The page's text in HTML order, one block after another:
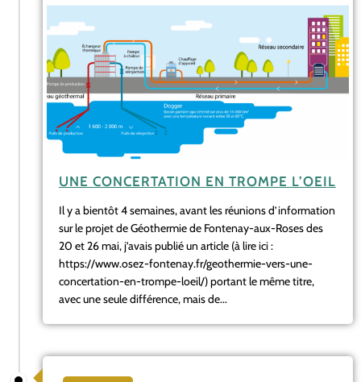
UNE CONCERTATION EN TROMPE L’OEIL
Il y a bientôt 4 semaines, avant les réunions d’information
sur le projet de Géothermie de Fontenay-aux-Roses des
20 et 26 mai, j’avais publié un article (à lire ici :
https://www.osez-fontenay.fr/geothermie-vers-une-
concertation-en-trompe-loeil/) portant le même titre,
avec une seule différence, mais de...